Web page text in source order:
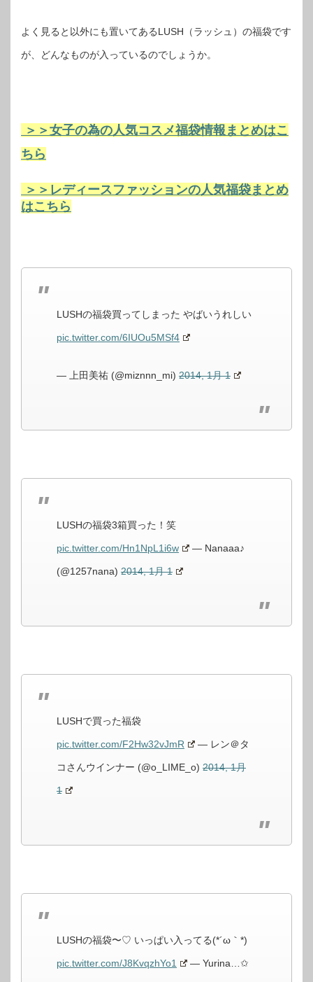
よく見ると以外にも置いてあるLUSH（ラッシュ）の福袋です
が、どんなものが入っているのでしょうか。
＞＞女子の為の人気コスメ福袋情報まとめはこ
ちら
＞＞レディースファッションの人気福袋まとめ
はこちら
LUSHの福袋買ってしまった やばいうれしい
pic.twitter.com/6IUOu5MSf4
— 上田美祐 (@miznnn_mi) 2014, 1月 1
LUSHの福袋3箱買った！笑
pic.twitter.com/Hn1NpL1i6w — Nanaaa♪
(@1257nana) 2014, 1月 1
LUSHで買った福袋
pic.twitter.com/F2Hw32vJmR — レン＠タ
コさんウインナー (@o_LIME_o) 2014, 1月
1
LUSHの福袋〜♡ いっぱい入ってる(*´ω｀*)
pic.twitter.com/J8KvqzhYo1 — Yurina…✩